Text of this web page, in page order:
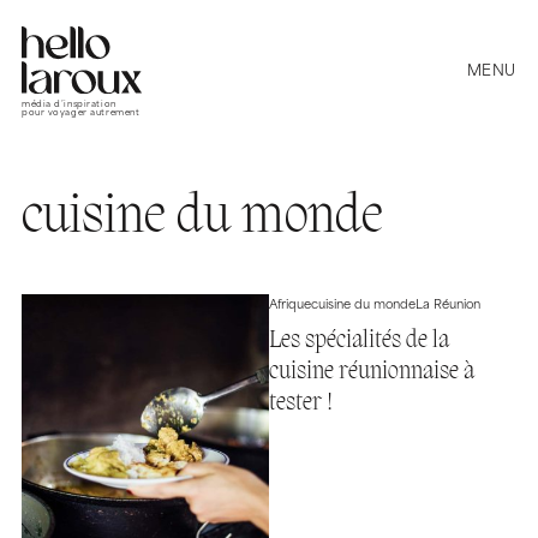
média d’inspiration
pour voyager autrement
MENU
cuisine du monde
Afriquecuisine du mondeLa Réunion
Les spécialités de la
cuisine réunionnaise à
tester !